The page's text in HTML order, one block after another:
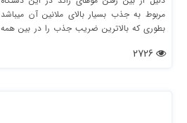
مربوط به جذب بسیار بالای ملانین آن میباشد
بطوری که بالاترین ضریب جذب را در بین همه
2726